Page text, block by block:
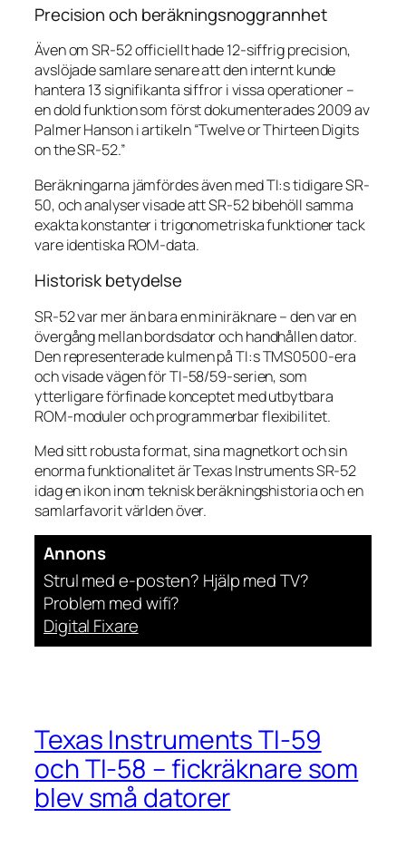
Precision och beräkningsnoggrannhet
Även om SR-52 officiellt hade 12-siffrig precision,
avslöjade samlare senare att den internt kunde
hantera 13 signifikanta siffror i vissa operationer –
en dold funktion som först dokumenterades 2009 av
Palmer Hanson i artikeln“Twelve or Thirteen Digits
on the SR-52.”
Beräkningarna jämfördes även med TI:s tidigare SR-
50, och analyser visade att SR-52 bibehöll samma
exakta konstanter i trigonometriska funktioner tack
vare identiska ROM-data.
Historisk betydelse
SR-52 var mer än bara en miniräknare – den var en
övergång mellan bordsdator och handhållen dator.
Den representerade kulmen på TI:s TMS0500-era
och visade vägen för TI-58/59-serien, som
ytterligare förfinade konceptet med utbytbara
ROM-moduler och programmerbar flexibilitet.
Med sitt robusta format, sina magnetkort och sin
enorma funktionalitet är Texas Instruments SR-52
idag en ikon inom teknisk beräkningshistoria och en
samlarfavorit världen över.
Annons
Strul med e-posten? Hjälp med TV?
Problem med wifi?
Digital Fixare
Texas Instruments TI-59
och TI-58 – fickräknare som
blev små datorer